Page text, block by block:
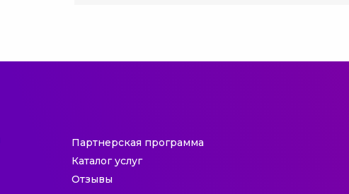
Партнерская программа
Каталог услуг
Отзывы